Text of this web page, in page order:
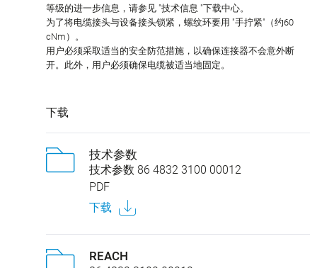
等级的进一步信息，请参见 "技术信息 "下载中心。
为了将电缆接头与设备接头锁紧，螺纹环要用 "手拧紧"（约60
cNm）。
用户必须采取适当的安全防范措施，以确保连接器不会意外断
开。此外，用户必须确保电缆被适当地固定。
下载
技术参数
技术参数 86 4832 3100 00012
PDF
下载
REACH